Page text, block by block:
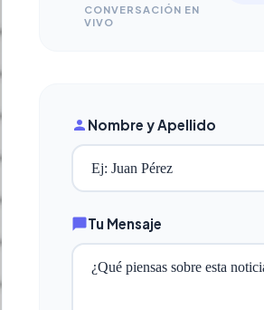
CONVERSACIÓN EN
VIVO
Nombre y Apellido
Tu Mensaje